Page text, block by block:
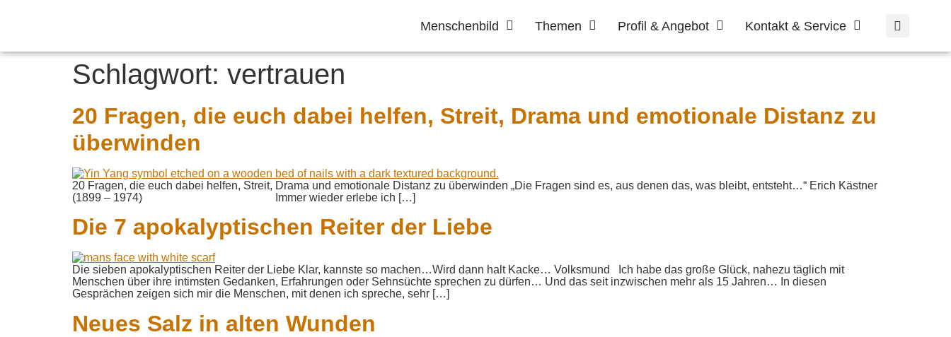
Menschenbild Themen Profil & Angebot Kontakt & Service
Schlagwort: vertrauen
20 Fragen, die euch dabei helfen, Streit, Drama und emotionale Distanz zu
überwinden
20 Fragen, die euch dabei helfen, Streit, Drama und emotionale Distanz zu überwinden „Die Fragen sind es, aus denen das, was bleibt, entsteht…“ Erich Kästner
(1899 – 1974) Immer wieder erlebe ich […]
Die 7 apokalyptischen Reiter der Liebe
Die sieben apokalyptischen Reiter der Liebe Klar, kannste so machen…Wird dann halt Kacke… Volksmund Ich habe das große Glück, nahezu täglich mit
Menschen über ihre intimsten Gedanken, Erfahrungen oder Sehnsüchte sprechen zu dürfen… Und das seit inzwischen mehr als 15 Jahren… In diesen
Gesprächen zeigen sich mir die Menschen, mit denen ich spreche, sehr […]
Neues Salz in alten Wunden